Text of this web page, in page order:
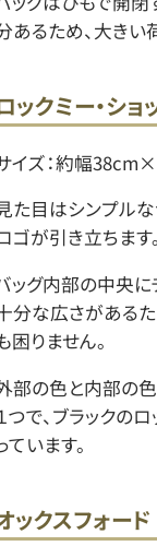
あるため、大きい
ックミー・ショ
イズ：約幅
た目はシンプル
ゴが引き立ちます
ッグ内部の中央に
分な広さがある
困りません。
部の色と内部の
つで、ブラックの
ています。
ックスフォード